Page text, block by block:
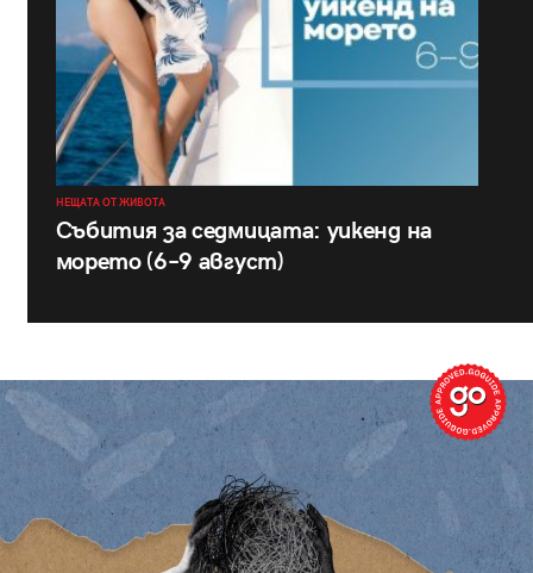
НЕЩАТА ОТ ЖИВОТА
Събития за седмицата: уикенд на
морето (6–9 август)